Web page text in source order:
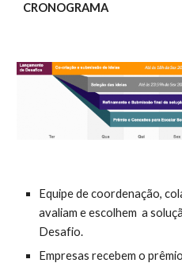
CRONOGRAMA
Equipe de coordenação,
avaliam e escolhem  a
Desafio.
Empresas recebem o